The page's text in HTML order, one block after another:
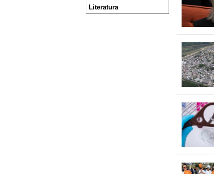
Literatura